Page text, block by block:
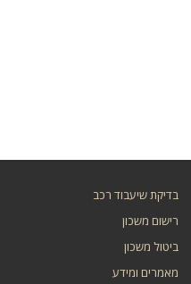
בדיקת שיעבוד רכב
רישום משכון
ביטול משכון
מאמרים ומידע